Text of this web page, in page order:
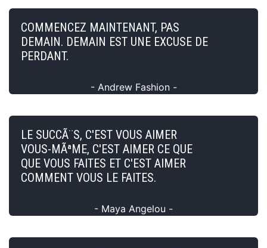
COMMENCEZ MAINTENANT, PAS
DEMAIN. DEMAIN EST UNE EXCUSE DE
PERDANT.
- Andrew Fashion -
LE SUCCÃ¨S, C'EST VOUS AIMER
VOUS-MÃªME, C'EST AIMER CE QUE
QUE VOUS FAITES ET C'EST AIMER
COMMENT VOUS LE FAITES.
- Maya Angelou -